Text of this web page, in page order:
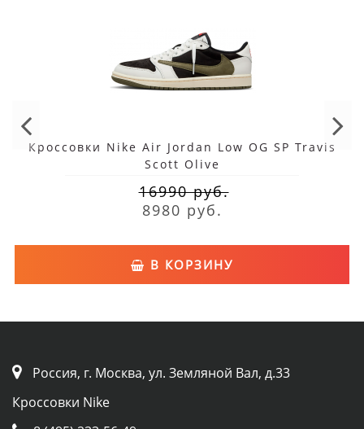
Кроссовки Nike Air Jordan Low OG SP Travis
Scott Olive
16990 руб.
8980 руб.
В КОРЗИНУ
Россия, г. Москва, ул. Земляной Вал, д.33
Кроссовки Nike